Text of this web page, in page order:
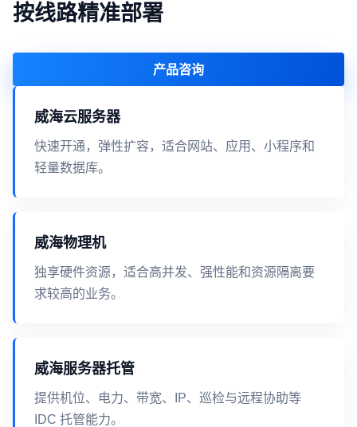
按线路精准部署
产品咨询
威海云服务器
快速开通，弹性扩容，适合网站、应用、小程序和
轻量数据库。
威海物理机
独享硬件资源，适合高并发、强性能和资源隔离要
求较高的业务。
威海服务器托管
提供机位、电力、带宽、IP、巡检与远程协助等
IDC 托管能力。